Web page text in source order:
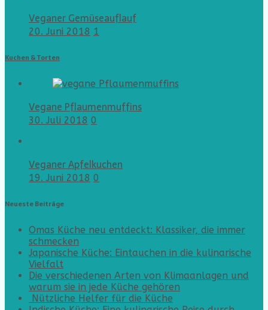
Veganer Gemüseauflauf
20. Juni 2018 1
Kuchen & Torten
Vegane Pflaumenmuffins
30. Juli 2018 0
Veganer Apfelkuchen
19. Juni 2018 0
Neueste Beiträge
Omas Küche neu entdeckt: Klassiker, die immer
schmecken
Japanische Küche: Eintauchen in die kulinarische
Vielfalt
Die verschiedenen Arten von Klimaanlagen und
warum sie in jede Küche gehören
Nützliche Helfer für die Küche